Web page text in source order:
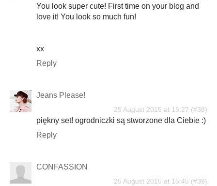
You look super cute! First time on your blog and
love it! You look so much fun!
xx
Reply
Jeans Please!
25 August 2015 at 15:27
piękny set! ogrodniczki są stworzone dla Ciebie :)
Reply
CONFASSION
25 August 2015 at 15:45